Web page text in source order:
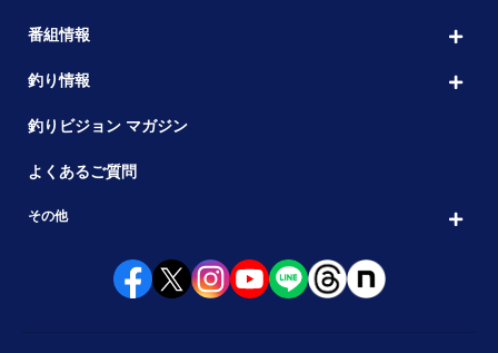
番組情報
釣り情報
釣りビジョン マガジン
よくあるご質問
その他